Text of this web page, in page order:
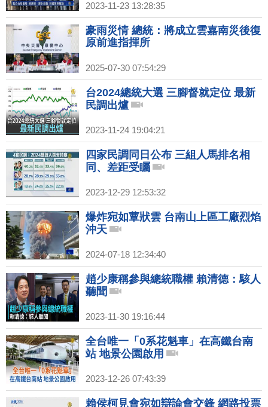
2023-11-23 13:28:35
豪雨災情 總統：將成立雲嘉南災後復
原前進指揮所
2025-07-30 07:54:29
台2024總統大選 三腳督就定位 最新
民調出爐
2023-11-24 19:04:21
四家民調同日公布 三組人馬排名相
同、差距受矚
2023-12-29 12:53:32
爆炸宛如蕈狀雲 台南山上區工廠烈焰
沖天
2024-07-18 12:34:40
趙少康稱參與總統職權 賴清德：駭人
聽聞
2023-11-30 19:16:44
全台唯一「0系花魁車」在高鐵台南
站 地景公園啟用
2023-12-26 07:43:39
賴侯柯見會宛如辯論會交鋒 網路投票